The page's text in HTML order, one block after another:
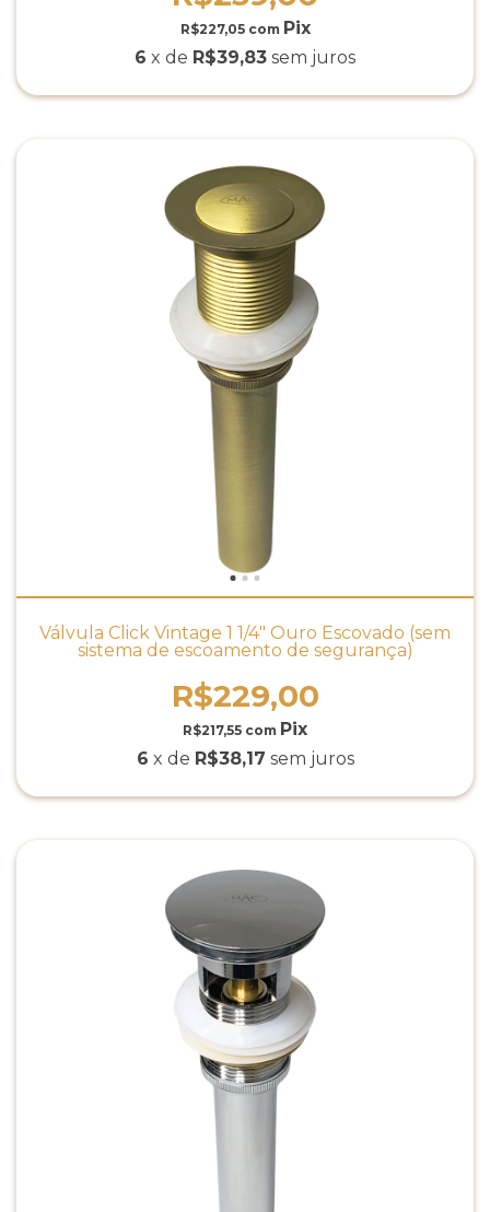
R$227,05 com
6 x de R$39,83 sem juros
Válvula Click Vintage 1 1/4" Ouro Escovado (sem
sistema de escoamento de segurança)
R$229,00
R$217,55 com
6 x de R$38,17 sem juros